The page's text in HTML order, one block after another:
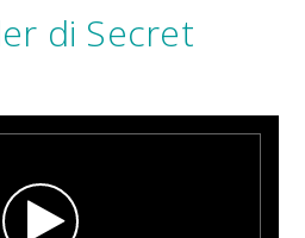
di Secret